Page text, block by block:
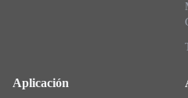
Aplicación